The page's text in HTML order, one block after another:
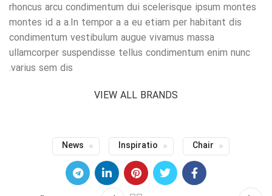
rhoncus arcu condimentum dui scelerisque ipsum montes
montes id a a.In tempor a a eu etiam per habitant dis
condimentum vestibulum augue vivamus massa
ullamcorper suspendisse tellus condimentum enim nunc
varius sem dis.
VIEW ALL BRANDS
Chair
Inspiratio
News